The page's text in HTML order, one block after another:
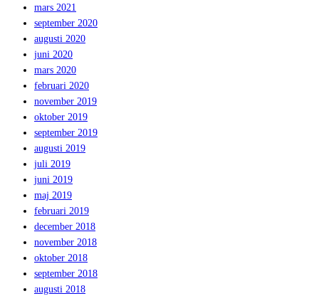
mars 2021
september 2020
augusti 2020
juni 2020
mars 2020
februari 2020
november 2019
oktober 2019
september 2019
augusti 2019
juli 2019
juni 2019
maj 2019
februari 2019
december 2018
november 2018
oktober 2018
september 2018
augusti 2018